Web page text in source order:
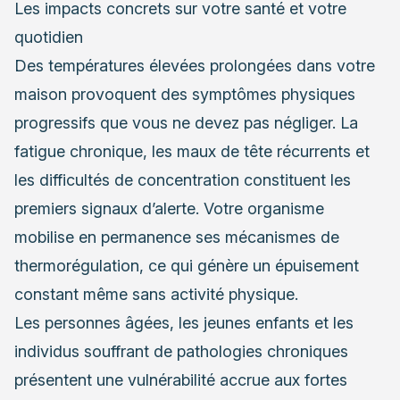
Les impacts concrets sur votre santé et votre
quotidien
Des températures élevées prolongées dans votre
maison provoquent des symptômes physiques
progressifs que vous ne devez pas négliger. La
fatigue chronique, les maux de tête récurrents et
les difficultés de concentration constituent les
premiers signaux d’alerte. Votre organisme
mobilise en permanence ses mécanismes de
thermorégulation, ce qui génère un épuisement
constant même sans activité physique.
Les personnes âgées, les jeunes enfants et les
individus souffrant de pathologies chroniques
présentent une vulnérabilité accrue aux fortes